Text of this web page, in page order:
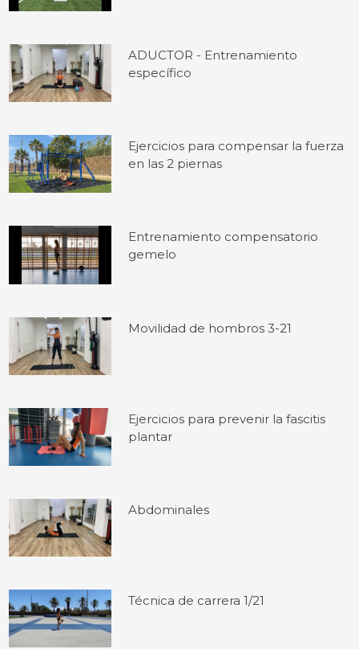
ADUCTOR - Entrenamiento
específico
Ejercicios para compensar la fuerza
en las 2 piernas
Entrenamiento compensatorio
gemelo
Movilidad de hombros 3-21
Ejercicios para prevenir la fascitis
plantar
Abdominales
Técnica de carrera 1/21